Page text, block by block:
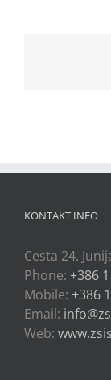
KONTAKT INFO
Cesta 24.
Phone: +386
Mobile: +386
Email:
Web: